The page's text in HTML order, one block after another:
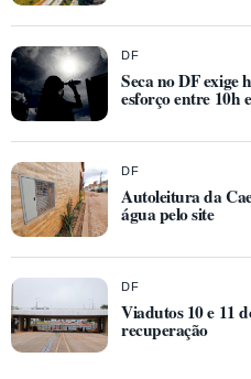
DF
Seca no DF exige
esforço entre 10h
DF
Autoleitura da
água pelo site
DF
Viadutos 10 e 11
recuperação